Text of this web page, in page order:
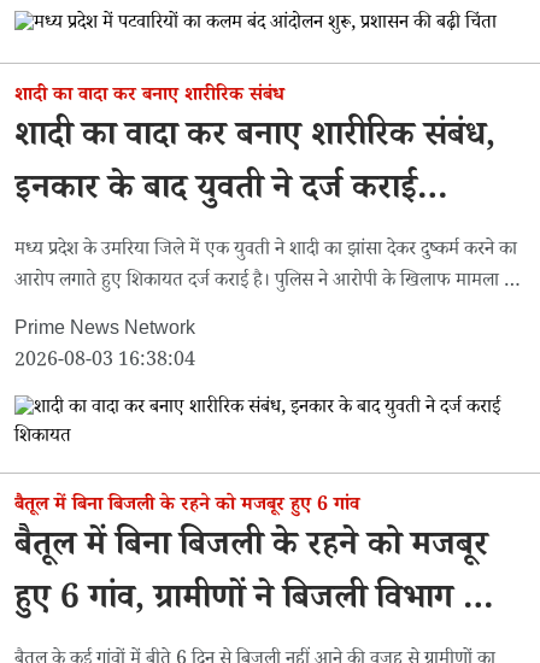
शादी का वादा कर बनाए शारीरिक संबंध
शादी का वादा कर बनाए शारीरिक संबंध,
इनकार के बाद युवती ने दर्ज कराई
शिकायत
मध्य प्रदेश के उमरिया जिले में एक युवती ने शादी का झांसा देकर दुष्कर्म करने का
आरोप लगाते हुए शिकायत दर्ज कराई है। पुलिस ने आरोपी के खिलाफ मामला दर्ज
कर जांच शुरू कर दी है।
Prime News Network
2026-08-03 16:38:04
बैतूल में बिना बिजली के रहने को मजबूर हुए 6 गांव
बैतूल में बिना बिजली के रहने को मजबूर
हुए 6 गांव, ग्रामीणों ने बिजली विभाग को